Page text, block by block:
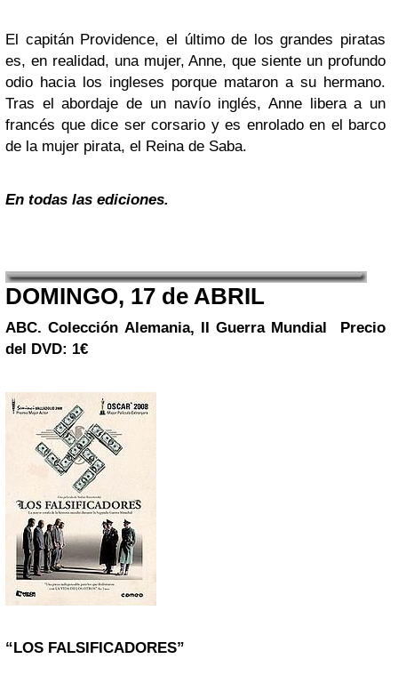
El capitán Providence, el último de los grandes piratas
es, en realidad, una mujer, Anne, que siente un profundo
odio hacia los ingleses porque mataron a su hermano.
Tras el abordaje de un navío inglés, Anne libera a un
francés que dice ser corsario y es enrolado en el barco
de la mujer pirata, el Reina de Saba.
En todas las ediciones.
DOMINGO, 17 de ABRIL
ABC. Colección Alemania, II Guerra Mundial
Precio
del DVD: 1€
“LOS FALSIFICADORES”